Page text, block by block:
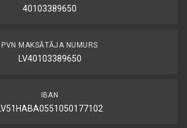
40103389650
PVN MAKSĀTĀJA NUMURS
LV40103389650
IBAN
LV51HABA0551050177102